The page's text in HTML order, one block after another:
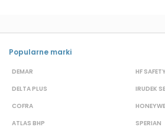
Popularne marki
DEMAR
DELTA PLUS
COFRA
ATLAS BHP
HF SAFETY
IRUDEK
SPERIAN